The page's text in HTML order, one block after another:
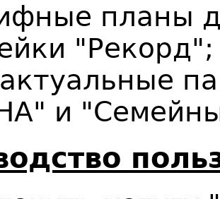
планы
"Рекорд";
и